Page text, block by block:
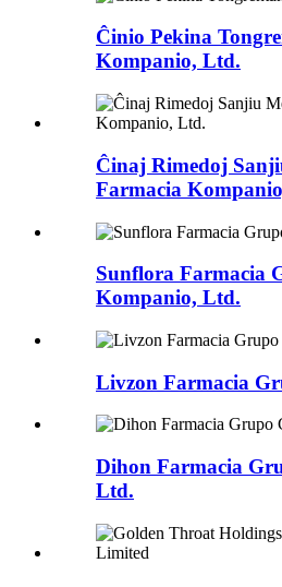
Ĉinio Pekina
Kompanio, Ltd.
Ĉinaj Rimedoj
Farmacia
Sunflora Farmacia
Kompanio, Ltd.
Livzon Farmacia
Dihon Farmacia
Ltd.